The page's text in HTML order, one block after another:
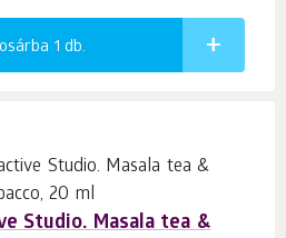
1 db.
Studio. Masala tea &